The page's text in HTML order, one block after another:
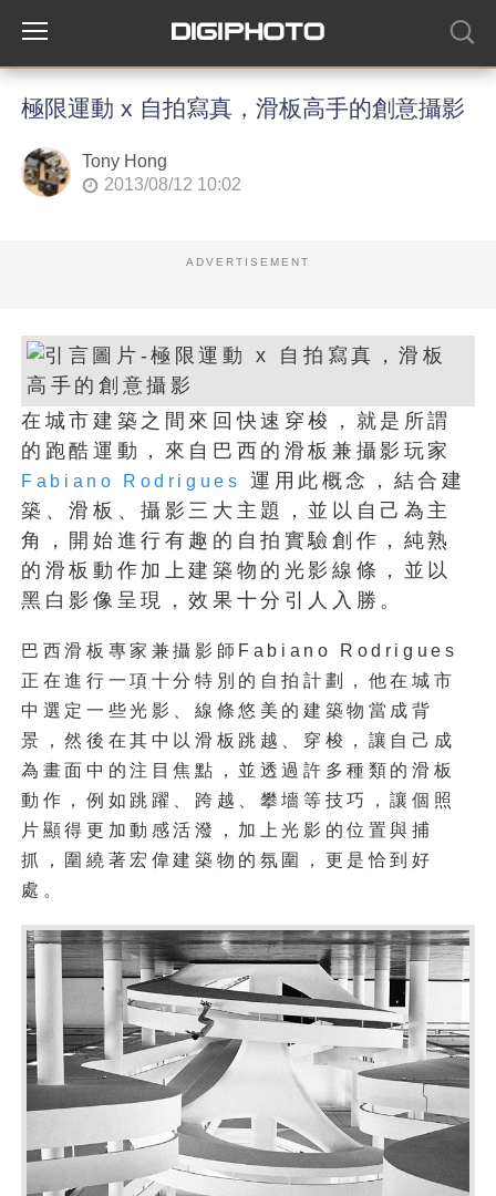
極限運動 x 自拍寫真，滑板高手的創意攝影
Tony Hong
2013/08/12 10:02
ADVERTISEMENT
在城市建築之間來回快速穿梭，就是所謂
的跑酷運動，來自巴西的滑板兼攝影玩家
Fabiano Rodrigues
運用此概念，結合建
築、滑板、攝影三大主題，並以自己為主
角，開始進行有趣的自拍實驗創作，純熟
的滑板動作加上建築物的光影線條，並以
黑白影像呈現，效果十分引人入勝。
巴西滑板專家兼攝影師 Fabiano Rodrigues
正在進行一項十分特別的自拍計劃，他在城市
中選定一些光影、線條悠美的建築物當成背
景，然後在其中以滑板跳越、穿梭，讓自己成
為畫面中的注目焦點，並透過許多種類的滑板
動作，例如跳躍、跨越、攀墻等技巧，讓個照
片顯得更加動感活潑，加上光影的位置與捕
抓，圍繞著宏偉建築物的氛圍，更是恰到好
處。